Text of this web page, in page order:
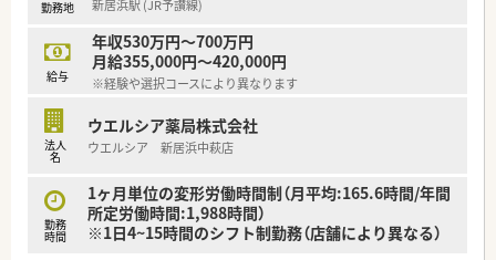
勤務地 新居浜駅 (JR予讃線)
給与
年収530万円～700万円
月給355,000円～420,000円
※経験や選択コースにより異なります
法人
名
ウエルシア薬局株式会社
ウエルシア 新居浜中萩店
勤務
時間
1ヶ月単位の変形労働時間制（月平均:165.6時間/年間
所定労働時間:1,988時間）
※1日4~15時間のシフト制勤務（店舗により異なる）